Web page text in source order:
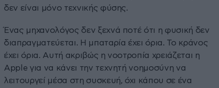
δεν είναι μόνο τεχνικής φύσης.
Ένας μηχανολόγος δεν ξεχνά ποτέ ότι η φυσική δεν
διαπραγματεύεται. Η μπαταρία έχει όρια. Το κράνος
έχει όρια. Αυτή ακριβώς η νοοτροπία χρειάζεται η
Apple για να κάνει την τεχνητή νοημοσύνη να
λειτουργεί μέσα στη συσκευή, όχι κάπου σε ένα